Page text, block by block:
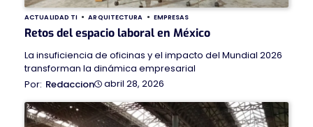
ACTUALIDAD TI ARQUITECTURA EMPRESAS
Retos del espacio laboral en México
La insuficiencia de oficinas y el impacto del Mundial 2026
transforman la dinámica empresarial
Redaccion
abril 28, 2026